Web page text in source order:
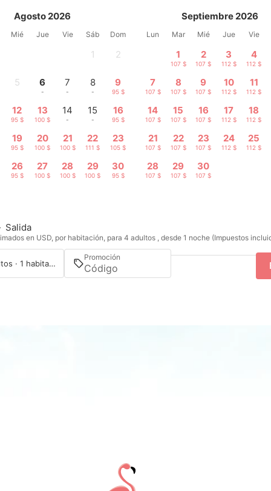
Agosto 2026
Mié Jue Vie Sáb Dom
1 2
5 6
-
7
-
8
-
9
95 $
12
95 $
13
100 $
14
-
15
-
16
95 $
19
95 $
20
100 $
21
100 $
22
111 $
23
105 $
26
95 $
27
100 $
28
100 $
29
100 $
30
95 $
Septiembre 2026
Lun Mar Mié Jue Vie
1
107 $
2
107 $
3
112 $
4
112 $
7
107 $
8
107 $
9
107 $
10
112 $
11
112 $
14
107 $
15
107 $
16
107 $
17
112 $
18
112 $
21
107 $
22
107 $
23
107 $
24
112 $
25
112 $
28
107 $
29
107 $
30
107 $
Salida
en USD, por habitación, para 4 adultos , desde 1 noche (Impuestos
4 adultos · 1 habitación
Promoción